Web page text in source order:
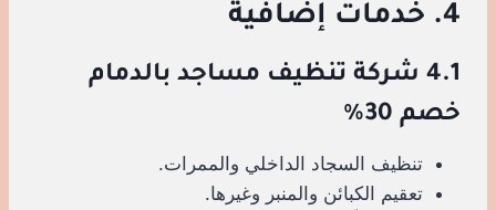
4. خدمات إضافية
4.1 شركة تنظيف مساجد بالدمام
خصم 30%
تنظيف السجاد الداخلي والممرات.
تعقيم الكبائن والمنبر وغيرها.